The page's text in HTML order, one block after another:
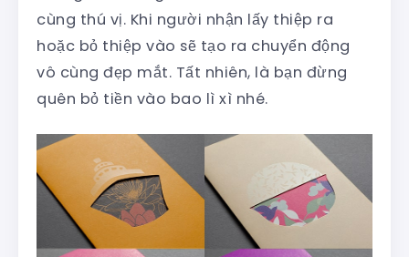
cùng thú vị. Khi người nhận lấy thiệp ra
hoặc bỏ thiệp vào sẽ tạo ra chuyển động
vô cùng đẹp mắt. Tất nhiên, là bạn đừng
quên bỏ tiền vào bao lì xì nhé.